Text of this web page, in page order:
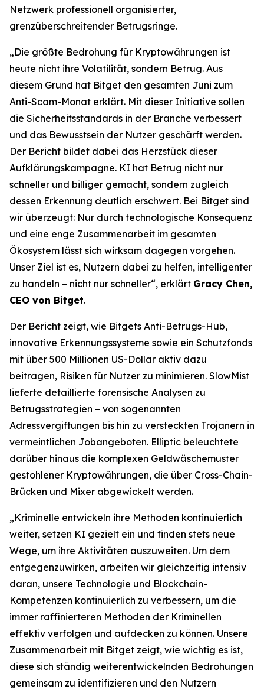
Netzwerk professionell organisierter,
grenzüberschreitender Betrugsringe.
„Die größte Bedrohung für Kryptowährungen ist
heute nicht ihre Volatilität, sondern Betrug. Aus
diesem Grund hat Bitget den gesamten Juni zum
Anti-Scam-Monat erklärt. Mit dieser Initiative sollen
die Sicherheitsstandards in der Branche verbessert
und das Bewusstsein der Nutzer geschärft werden.
Der Bericht bildet dabei das Herzstück dieser
Aufklärungskampagne. KI hat Betrug nicht nur
schneller und billiger gemacht, sondern zugleich
dessen Erkennung deutlich erschwert. Bei Bitget sind
wir überzeugt: Nur durch technologische Konsequenz
und eine enge Zusammenarbeit im gesamten
Ökosystem lässt sich wirksam dagegen vorgehen.
Unser Ziel ist es, Nutzern dabei zu helfen, intelligenter
zu handeln – nicht nur schneller“, erklärt Gracy Chen,
CEO von Bitget.
Der Bericht zeigt, wie Bitgets Anti-Betrugs-Hub,
innovative Erkennungssysteme sowie ein Schutzfonds
mit über 500 Millionen US-Dollar aktiv dazu
beitragen, Risiken für Nutzer zu minimieren. SlowMist
lieferte detaillierte forensische Analysen zu
Betrugsstrategien – von sogenannten
Adressvergiftungen bis hin zu versteckten Trojanern in
vermeintlichen Jobangeboten. Elliptic beleuchtete
darüber hinaus die komplexen Geldwäschemuster
gestohlener Kryptowährungen, die über Cross-Chain-
Brücken und Mixer abgewickelt werden.
„Kriminelle entwickeln ihre Methoden kontinuierlich
weiter, setzen KI gezielt ein und finden stets neue
Wege, um ihre Aktivitäten auszuweiten. Um dem
entgegenzuwirken, arbeiten wir gleichzeitig intensiv
daran, unsere Technologie und Blockchain-
Kompetenzen kontinuierlich zu verbessern, um die
immer raffinierteren Methoden der Kriminellen
effektiv verfolgen und aufdecken zu können. Unsere
Zusammenarbeit mit Bitget zeigt, wie wichtig es ist,
diese sich ständig weiterentwickelnden Bedrohungen
gemeinsam zu identifizieren und den Nutzern